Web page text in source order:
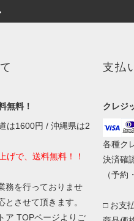
無料！
は1600円 / 沖縄県は2
で、送料無料！！
務を行っておりませ
とさせて頂きます。
ア TOPページよりご
支払
クレジ
各種ク
決済確
（予
□ お支